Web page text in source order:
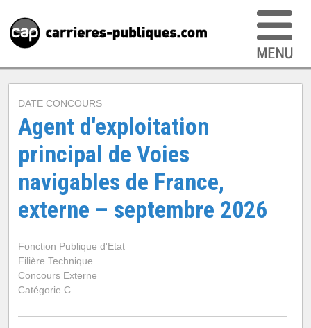
DATE CONCOURS
Agent d'exploitation
principal de Voies
navigables de France,
externe – septembre 2026
Fonction Publique d'Etat
Filière Technique
Concours Externe
Catégorie C